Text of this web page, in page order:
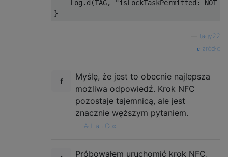
Log.d(TAG, "isLockTaskPermitted: NOT
tagy22
źródło
Myślę, że jest to obecnie najlepsza
możliwa odpowiedź. Krok NFC
pozostaje tajemnicą, ale jest
znacznie węższym pytaniem.
Adrian Cox
Próbowałem uruchomić krok NFC,